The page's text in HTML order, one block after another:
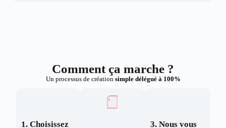
Comment ça marche ?
Un processus de création simple délégué à 100%
1. Choisissez
3. Nous vous